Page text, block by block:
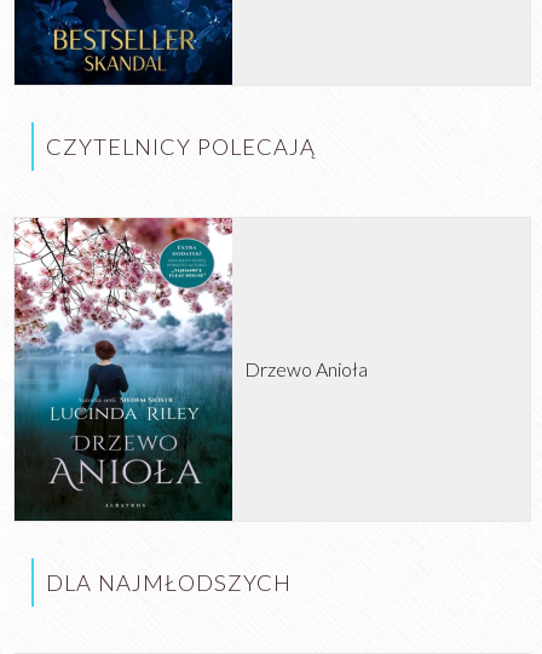
CZYTELNICY POLECAJĄ
Drzewo Anioła
DLA NAJMŁODSZYCH